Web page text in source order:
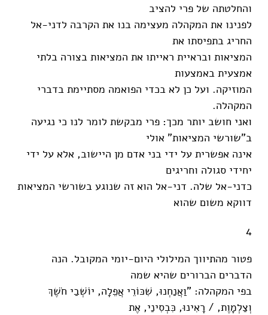
והחלטתה של פרי להציב
לפנינו את המקהלה מעצימה בנו את הקרבה לדני-אל
החריג בתפיסתו את
המציאות ובראיית ראייתו את המציאות בצורה בלתי
אמצעית באמצעות
המוזיקה. ועל כן לא בכדי הפואמה מסתיימת בדברי
המקהלה.
ואני חושב יותר מכך: פרי מבקשת לומר לנו כי נגיעה
ב"שורשי המציאות" אולי
אינה אפשרית על ידי בני אדם מן היישוב, אלא על ידי
יחידי סגולה וחריגים
כדני-אל שלה. דני-אל הוא זה שנוגע בשורשי המציאות
דווקא משום שהוא
4
פטור מהתיווך המילולי היום-יומי המקובל. הנה
הדברים הברורים שהיא שמה
בפי המקהלה: "וַאֲנַחְנוּ, שִׁכּוֹרֵי אֲפֵלָה, יוֹשְׁבַי חֹשֶׁךְ
וְצַלְמָוֶת, / רָאִינוּ, כִּבְסִינַי, אֶת